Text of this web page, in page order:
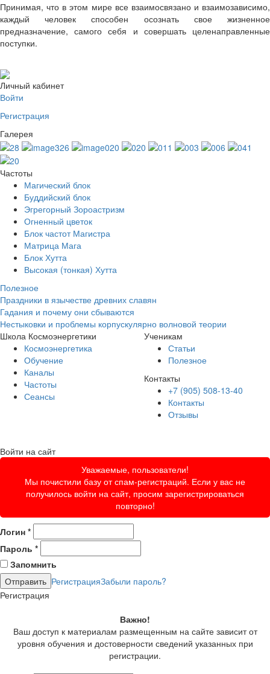
Принимая, что в этом мире все взаимосвязано и взаимозависимо,
каждый человек способен осознать свое жизненное
предназначение, самого себя и совершать целенаправленные
поступки.
Личный кабинет
Войти
Регистрация
Галерея
Частоты
Магический блок
Буддийский блок
Эгрегорный Зороастризм
Огненный цветок
Блок частот Магистра
Матрица Мага
Блок Хутта
Высокая (тонкая) Хутта
Полезное
Праздники в язычестве древних славян
Гадания и почему они сбываются
Нестыковки и проблемы корпускулярно волновой теории
Школа Космоэнергетики
Космоэнергетика
Обучение
Каналы
Частоты
Сеансы
Ученикам
Статьи
Полезное
Контакты
+7 (905) 508-13-40
Контакты
Отзывы
Войти на сайт
Уважаемые, пользователи!
Мы почистили базу от спам-регистраций. Если у вас не
получилось войти на сайт, просим зарегистрироваться
повторно!
Логин *
Пароль *
Запомнить
РегистрацияЗабыли пароль?
Регистрация
Важно!
Ваш доступ к материалам размещенным на сайте зависит от
уровня обучения и достоверности сведений указанных при
регистрации.